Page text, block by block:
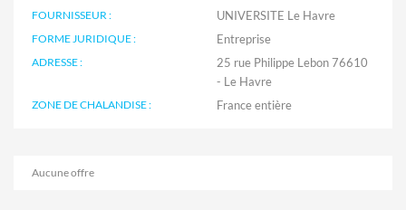
FOURNISSEUR : UNIVERSITE Le Havre
FORME JURIDIQUE : Entreprise
ADRESSE :
25 rue Philippe Lebon 76610
- Le Havre
ZONE DE CHALANDISE :
Aucune offre